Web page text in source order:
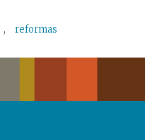
, reformas